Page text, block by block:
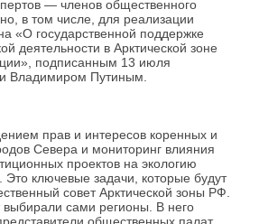
— членов общественного
в том числе, для реализации
«О государственной поддержке
деятельности в Арктической зоне
подписанным 13 июля
Владимиром Путиным.
прав и интересов коренных и
Севера и мониторинг влияния
проектов на экологию
Это ключевые задачи, которые будут
совет Арктической зоны РФ.
выбирали сами регионы. В него